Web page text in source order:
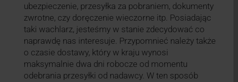
ubezpieczenie, przesyłka za pobraniem, dokumenty
zwrotne, czy doręczenie wieczorne itp. Posiadając
taki wachlarz, jesteśmy w stanie zdecydować co
naprawdę nas interesuje. Przypomnieć należy także
o czasie dostawy, który w kraju wynosi
maksymalnie dwa dni robocze od momentu
odebrania przesyłki od nadawcy. W ten sposób